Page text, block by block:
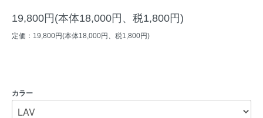
19,800円(本体18,000円、税1,800円)
定価：19,800円(本体18,000円、税1,800円)
カラー